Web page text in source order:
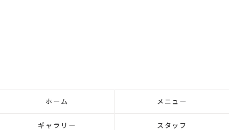
ホーム メニュー
ギャラリー スタッフ